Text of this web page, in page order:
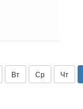
Вт Ср Чт